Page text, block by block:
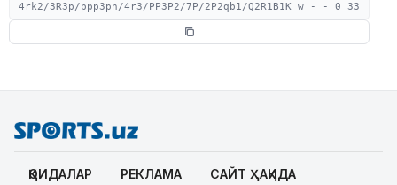
4rk2/3R3p/ppp3pn/4r3/PP3P2/7P/2P2qb1/Q2R1B1K w - - 0 33
ҚОИДАЛАР РЕКЛАМА САЙТ ҲАҚИДА